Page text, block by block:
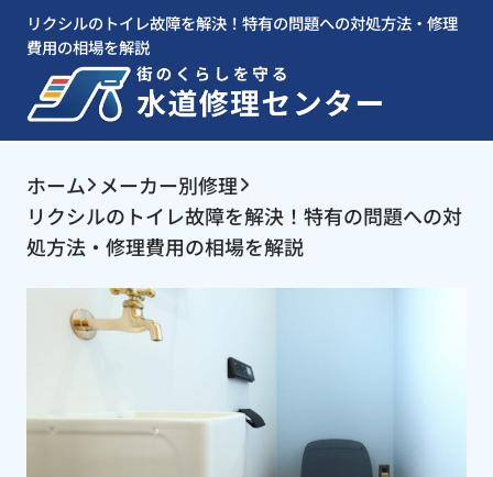
リクシルのトイレ故障を解決！特有の問題への対処方法・修理
費用の相場を解説
ホーム
メーカー別修理
リクシルのトイレ故障を解決！特有の問題への対
処方法・修理費用の相場を解説